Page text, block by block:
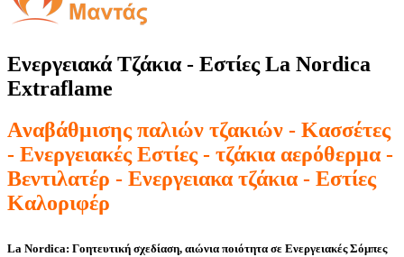
Ενεργειακά Τζάκια - Εστίες La Nordica
Extraflame
Aναβάθμισης παλιών τζακιών - Κασσέτες
- Eνεργειακές Εστίες - τζάκια αερόθερμα -
Βεντιλατέρ - Eνεργειακα τζάκια - Εστίες
Καλοριφέρ
La Nordica: Γοητευτική σχεδίαση, αιώνια ποιότητα σε Ενεργειακές Σόμπες